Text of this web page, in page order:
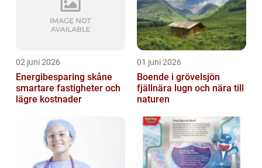
02 juni 2026
Energibesparing skåne
smartare fastigheter och
lägre kostnader
01 juni 2026
Boende i grövelsjön
fjällnära lugn och nära till
naturen